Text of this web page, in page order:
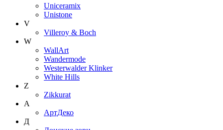
Uniceramix
Unistone
V
Villeroy & Boch
W
WallArt
Wandermode
Westerwalder Klinker
White Hills
Z
Zikkurat
А
АртДеко
Д